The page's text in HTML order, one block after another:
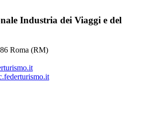
Industria dei Viaggi e del
Roma (RM)